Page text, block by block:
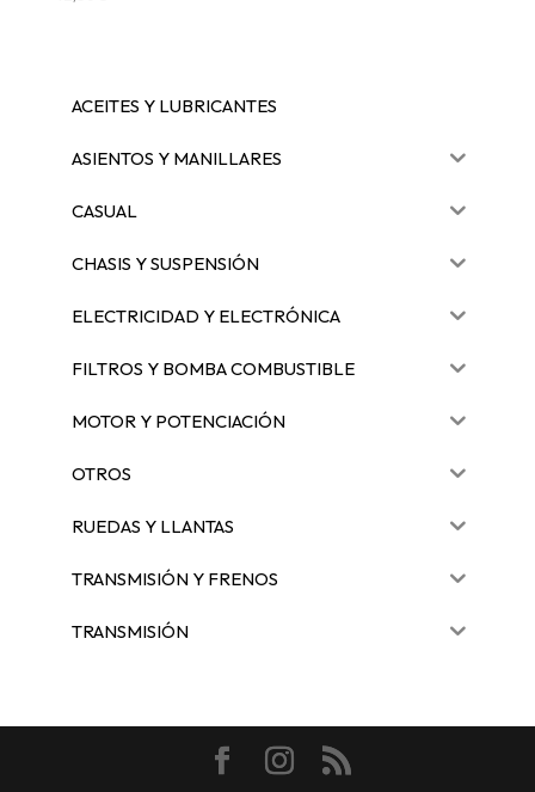
ACEITES Y LUBRICANTES
ASIENTOS Y MANILLARES
CASUAL
CHASIS Y SUSPENSIÓN
ELECTRICIDAD Y ELECTRÓNICA
FILTROS Y BOMBA COMBUSTIBLE
MOTOR Y POTENCIACIÓN
OTROS
RUEDAS Y LLANTAS
TRANSMISIÓN Y FRENOS
TRANSMISIÓN